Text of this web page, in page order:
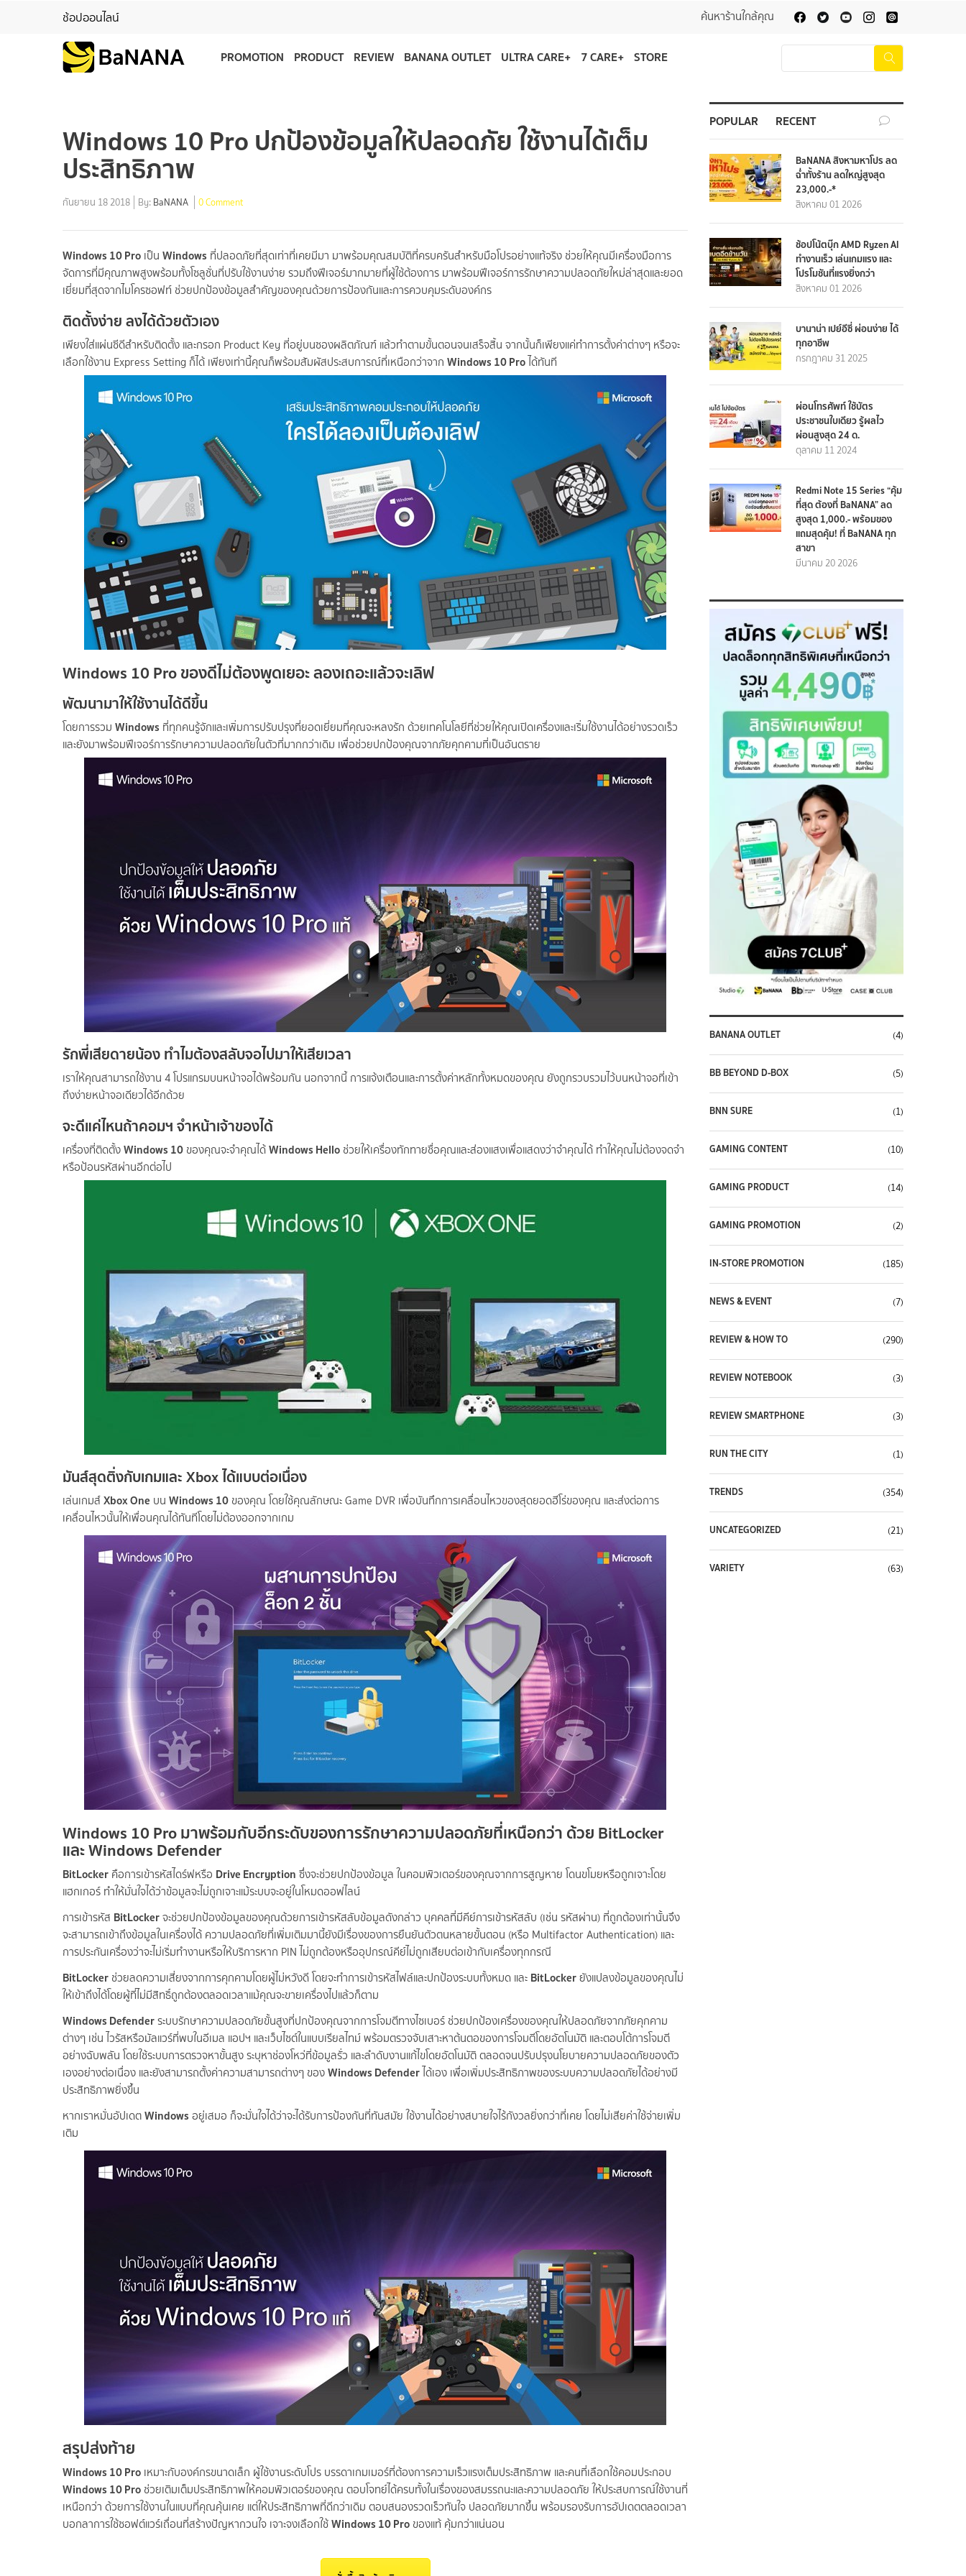
ช้อปออนไลน์ ค้นหาร้านใกล้คุณ
PROMOTION PRODUCT REVIEW BANANA OUTLET ULTRA CARE+ 7 CARE+ STORE
Windows 10 Pro ปกป้องข้อมูลให้ปลอดภัย ใช้งานได้เต็ม
ประสิทธิภาพ
กันยายน 18 2018 By: BaNANA 0 Comment
Windows 10 Pro เป็น Windows ที่ปลอดภัยที่สุดเท่าที่เคยมีมา มาพร้อมคุณสมบัติที่ครบครันสำหรับมือโปรอย่างแท้จริง ช่วยให้คุณมีเครื่องมือการ
จัดการที่มีคุณภาพสูงพร้อมทั้งโซลูชั่นที่ปรับใช้งานง่าย รวมถึงฟีเจอร์มากมายที่ผู้ใช้ต้องการ มาพร้อมฟีเจอร์การรักษาความปลอดภัยใหม่ล่าสุดและยอด
เยี่ยมที่สุดจากไมโครซอฟท์ ช่วยปกป้องข้อมูลสำคัญของคุณด้วยการป้องกันและการควบคุมระดับองค์กร
ติดตั้งง่าย ลงได้ด้วยตัวเอง
เพียงใส่แผ่นซีดีสำหรับติดตั้ง และกรอก Product Key ที่อยู่บนซองผลิตภัณฑ์ แล้วทำตามขั้นตอนจนเสร็จสิ้น จากนั้นก็เพียงแค่ทำการตั้งค่าต่างๆ หรือจะ
เลือกใช้งาน Express Setting ก็ได้ เพียงเท่านี้คุณก็พร้อมสัมผัสประสบการณ์ที่เหนือกว่าจาก Windows 10 Pro ได้ทันที
Windows 10 Pro ของดีไม่ต้องพูดเยอะ ลองเถอะแล้วจะเลิฟ
พัฒนามาให้ใช้งานได้ดีขึ้น
โดยการรวม Windows ที่ทุกคนรู้จักและเพิ่มการปรับปรุงที่ยอดเยี่ยมที่คุณจะหลงรัก ด้วยเทคโนโลยีที่ช่วยให้คุณเปิดเครื่องและเริ่มใช้งานได้อย่างรวดเร็ว
และยังมาพร้อมฟีเจอร์การรักษาความปลอดภัยในตัวที่มากกว่าเดิม เพื่อช่วยปกป้องคุณจากภัยคุกคามที่เป็นอันตราย
รักพี่เสียดายน้อง ทำไมต้องสลับจอไปมาให้เสียเวลา
เราให้คุณสามารถใช้งาน 4 โปรแกรมบนหน้าจอได้พร้อมกัน นอกจากนี้ การแจ้งเตือนและการตั้งค่าหลักทั้งหมดของคุณ ยังถูกรวบรวมไว้บนหน้าจอที่เข้า
ถึงง่ายหน้าจอเดียวได้อีกด้วย
จะดีแค่ไหนถ้าคอมฯ จำหน้าเจ้าของได้
เครื่องที่ติดตั้งWindows 10 ของคุณจะจำคุณได้Windows Hello ช่วยให้เครื่องทักทายชื่อคุณและส่องแสงเพื่อแสดงว่าจำคุณได้ ทำให้คุณไม่ต้องจดจำ
หรือป้อนรหัสผ่านอีกต่อไป
มันส์สุดติ่งกับเกมและ Xbox ได้แบบต่อเนื่อง
เล่นเกมส์Xbox One บน Windows 10 ของคุณ โดยใช้คุณลักษณะ Game DVR เพื่อบันทึกการเคลื่อนไหวของสุดยอดฮีโร่ของคุณ และส่งต่อการ
เคลื่อนไหวนั้นให้เพื่อนคุณได้ทันทีโดยไม่ต้องออกจากเกม
Windows 10 Pro มาพร้อมกับอีกระดับของการรักษาความปลอดภัยที่เหนือกว่า ด้วย BitLocker
และ Windows Defender
BitLocker คือการเข้ารหัสไดร์ฟหรือ Drive Encryption ซึ่งจะช่วยปกป้องข้อมูล ในคอมพิวเตอร์ของคุณจากการสูญหาย โดนขโมยหรือถูกเจาะโดย
แฮกเกอร์ ทำให้มั่นใจได้ว่าข้อมูลจะไม่ถูกเจาะแม้ระบบจะอยู่ในโหมดออฟไลน์
การเข้ารหัส BitLockerจะช่วยปกป้องข้อมูลของคุณด้วยการเข้ารหัสลับข้อมูลดังกล่าว บุคคลที่มีคีย์การเข้ารหัสลับ (เช่น รหัสผ่าน) ที่ถูกต้องเท่านั้นจึง
จะสามารถเข้าถึงข้อมูลในเครื่องได้ ความปลอดภัยที่เพิ่มเติมมานี้ยังมีเรื่องของการยืนยันตัวตนหลายขั้นตอน (หรือ Multifactor Authentication) และ
การประกันเครื่องว่าจะไม่เริ่มทำงานหรือให้บริการหาก PIN ไม่ถูกต้องหรืออุปกรณ์คีย์ไม่ถูกเสียบต่อเข้ากับเครื่องทุกกรณี
BitLocker ช่วยลดความเสี่ยงจากการคุกคามโดยผู้ไม่หวังดี โดยจะทำการเข้ารหัสไฟล์และปกป้องระบบทั้งหมด และ BitLockerยังแปลงข้อมูลของคุณไม่
ให้เข้าถึงได้โดยผู้ที่ไม่มีสิทธิ์ถูกต้องตลอดเวลาแม้คุณจะขายเครื่องไปแล้วก็ตาม
Windows Defenderระบบรักษาความปลอดภัยขั้นสูงที่ปกป้องคุณจากการโจมตีทางไซเบอร์ ช่วยปกป้องเครื่องของคุณให้ปลอดภัยจากภัยคุกคาม
ต่างๆ เช่น ไวรัสหรือมัลแวร์ที่พบในอีเมล แอปฯ และเว็บไซต์ในแบบเรียลไทม์ พร้อมตรวจจับเสาะหาต้นตอของการโจมตีโดยอัตโนมัติ และตอบโต้การโจมตี
อย่างฉับพลัน โดยใช้ระบบการตรวจหาขั้นสูง ระบุหาช่องโหว่ที่ข้อมูลรั่ว และลำดับงานแก้ไขโดยอัตโนมัติ ตลอดจนปรับปรุงนโยบายความปลอดภัยของตัว
เองอย่างต่อเนื่อง และยังสามารถตั้งค่าความสามารถต่างๆ ของWindows Defender ได้เอง เพื่อเพิ่มประสิทธิภาพของระบบความปลอดภัยได้อย่างมี
ประสิทธิภาพยิ่งขึ้น
หากเราหมั่นอัปเดตWindows อยู่เสมอ ก็จะมั่นใจได้ว่าจะได้รับการป้องกันที่ทันสมัย ใช้งานได้อย่างสบายใจไร้กังวลยิ่งกว่าที่เคย โดยไม่เสียค่าใช้จ่ายเพิ่ม
เติม
สรุปส่งท้าย
Windows 10 Pro เหมาะกับองค์กรขนาดเล็ก ผู้ใช้งานระดับโปร บรรดาเกมเมอร์ที่ต้องการความเร็วแรงเต็มประสิทธิภาพ และคนที่เลือกใช้คอมประกอบ
Windows 10 Pro ช่วยเติมเต็มประสิทธิภาพให้คอมพิวเตอร์ของคุณ ตอบโจทย์ได้ครบทั้งในเรื่องของสมรรถนะและความปลอดภัย ให้ประสบการณ์ใช้งานที่
เหนือกว่า ด้วยการใช้งานในแบบที่คุณคุ้นเคย แต่ให้ประสิทธิภาพที่ดีกว่าเดิม ตอบสนองรวดเร็วทันใจ ปลอดภัยมากขึ้น พร้อมรองรับการอัปเดตตลอดเวลา
บอกลาการใช้ซอฟต์แวร์เถื่อนที่สร้างปัญหากวนใจ เจาะจงเลือกใช้Windows 10 Pro ของแท้ คุ้มกว่าแน่นอน
POPULAR RECENT
BaNANA สิงหามหาโปร ลด
ฉ่ำทั้งร้าน ลดใหญ่สูงสุด
23,000.-*
สิงหาคม 01 2026
ช้อปโน้ตบุ๊ก AMD Ryzen AI
ทำงานเร็ว เล่นเกมแรง และ
โปรโมชันที่แรงยิ่งกว่า
สิงหาคม 01 2026
บานาน่า เปย์อีซี่ ผ่อนง่าย ได้
ทุกอาชีพ
กรกฎาคม 31 2025
ผ่อนโทรศัพท์ ใช้บัตร
ประชาชนใบเดียว รู้ผลไว
ผ่อนสูงสุด 24 ด.
ตุลาคม 11 2024
Redmi Note 15 Series “คุ้ม
ที่สุด ต้องที่ BaNANA” ลด
สูงสุด 1,000.- พร้อมของ
แถมสุดคุ้ม! ที่ BaNANA ทุก
สาขา
มีนาคม 20 2026
BANANA OUTLET (4)
BB BEYOND D-BOX (5)
BNN SURE (1)
GAMING CONTENT (10)
GAMING PRODUCT (14)
GAMING PROMOTION (2)
IN-STORE PROMOTION (185)
NEWS & EVENT (7)
REVIEW & HOW TO (290)
REVIEW NOTEBOOK (3)
REVIEW SMARTPHONE (3)
RUN THE CITY (1)
TRENDS (354)
UNCATEGORIZED (21)
VARIETY (63)